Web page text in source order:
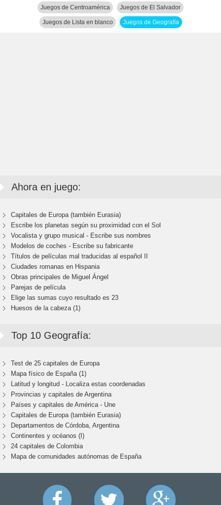
Juegos de Centroamérica Juegos de El Salvador
Juegos de Lista en blanco Juegos de Geografía
Ahora en juego:
Capitales de Europa (también Eurasia)
Escribe los planetas según su proximidad con el Sol
Vocalista y grupo musical - Escribe sus nombres
Modelos de coches - Escribe su fabricante
Títulos de películas mal traducidas al español II
Ciudades romanas en Hispania
Obras principales de Miguel Ángel
Parejas de película
Elige las sumas cuyo resultado es 23
Huesos de la cabeza (1)
Top 10 Geografía:
Test de 25 capitales de Europa
Mapa físico de España (1)
Latitud y longitud - Localiza estas coordenadas
Provincias y capitales de Argentina
Países y capitales de América - Une
Capitales de Europa (también Eurasia)
Departamentos de Córdoba, Argentina
Continentes y océanos (I)
24 capitales de Colombia
Mapa de comunidades autónomas de España